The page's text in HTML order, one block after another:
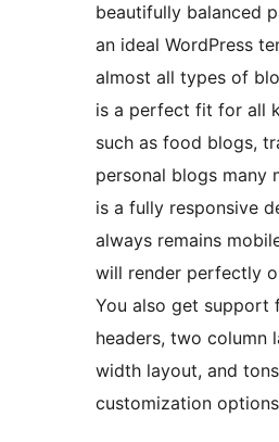
beautifully balanced
an ideal WordPress
almost all types of
is a perfect fit for all
such as food blogs,
personal blogs many
is a fully responsive
always remains
will render perfectly
You also get support
headers, two column
width layout, and
customization